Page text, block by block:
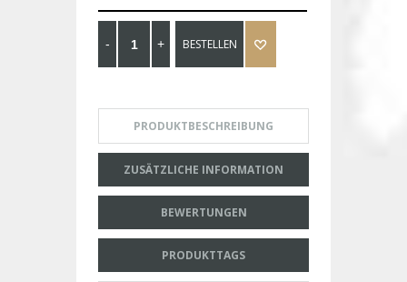
BESTELLEN
PRODUKTBESCHREIBUNG
ZUSÄTZLICHE INFORMATION
BEWERTUNGEN
PRODUKTTAGS